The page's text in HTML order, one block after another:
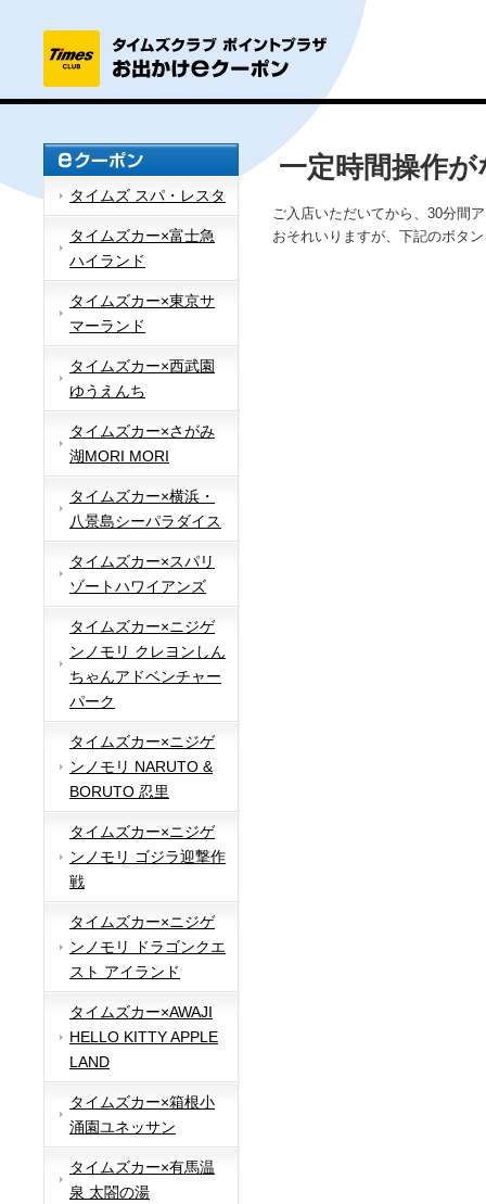
タイムズ スパ・レスタ
タイムズカー×富士急
ハイランド
タイムズカー×東京サ
マーランド
タイムズカー×西武園
ゆうえんち
タイムズカー×さがみ
湖MORI MORI
タイムズカー×横浜・
八景島シーパラダイス
タイムズカー×スパリ
ゾートハワイアンズ
タイムズカー×ニジゲ
ンノモリ クレヨンしん
ちゃんアドベンチャー
パーク
タイムズカー×ニジゲ
ンノモリ NARUTO &
BORUTO 忍里
タイムズカー×ニジゲ
ンノモリ ゴジラ迎撃作
戦
タイムズカー×ニジゲ
ンノモリ ドラゴンクエ
スト アイランド
タイムズカー×AWAJI
HELLO KITTY APPLE
LAND
タイムズカー×箱根小
涌園ユネッサン
タイムズカー×有馬温
泉 太閤の湯
一定時間操作
ご入店いただいてから、30分間
おそれいりますが、下記のボタ